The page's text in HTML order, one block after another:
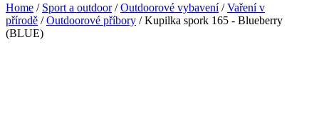
Home / Sport a outdoor/Outdoorové vybavení/Vaření v
přírodě /Outdoorové příbory / Kupilka spork 165 - Blueberry
(BLUE)